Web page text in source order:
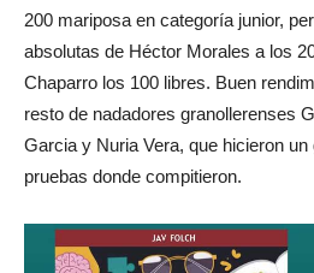
200 mariposa en categoría junior,
absolutas de Héctor Morales a los
Chaparro los 100 libres. Buen
resto de nadadores granollerenses
Garcia y Nuria Vera, que hicieron un
pruebas donde compitieron.